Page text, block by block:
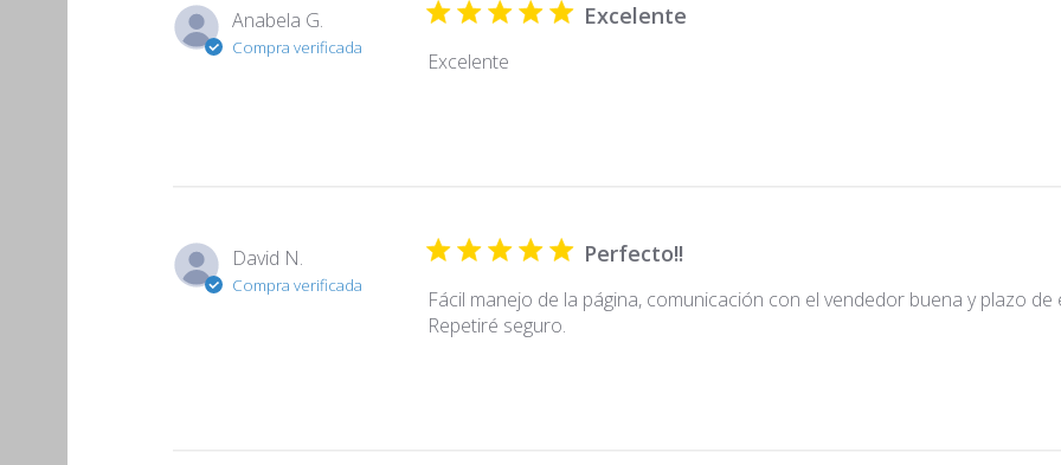
Anabela G.
Compra verificada
Excelente
Excelente
David N.
Compra verificada
Perfecto!!
Fácil manejo de la página, comunicación con el vendedor buena y plazo
Repetiré seguro.